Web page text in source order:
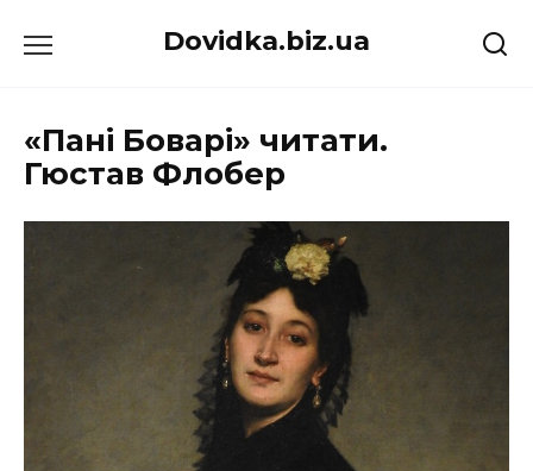
до
Dovidka.biz.ua
«Пані Боварі» читати.
Гюстав Флобер